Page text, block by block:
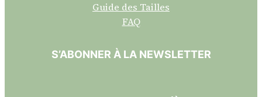
Guide des Tailles
FAQ
S’ABONNER À LA NEWSLETTER